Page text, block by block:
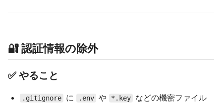
🔐 認証情報の除外
✅ やること
.gitignore に .env や *.key
などの機密ファイル